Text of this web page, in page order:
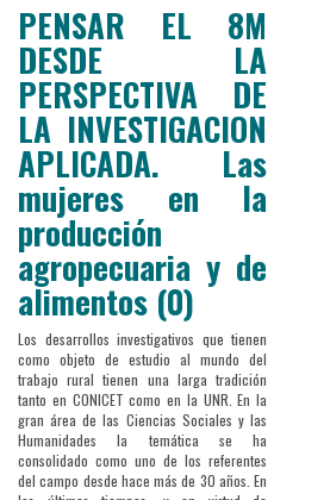
PENSAR EL 8M
DESDE LA
PERSPECTIVA DE
LA INVESTIGACION
APLICADA. Las
mujeres en la
producción
agropecuaria y de
alimentos (0)
Los desarrollos investigativos que tienen
como objeto de estudio al mundo del
trabajo rural tienen una larga tradición
tanto en CONICET como en la UNR. En la
gran área de las Ciencias Sociales y las
Humanidades la temática se ha
consolidado como uno de los referentes
del campo desde hace más de 30 años. En